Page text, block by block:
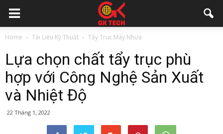
Home Tài Liệu Kỹ Thuật Tẩy Trục Máy Nhựa
Lựa chọn chất tẩy trục phù
hợp với Công Nghệ Sản Xuất
và Nhiệt Độ
22 Tháng 1, 2022